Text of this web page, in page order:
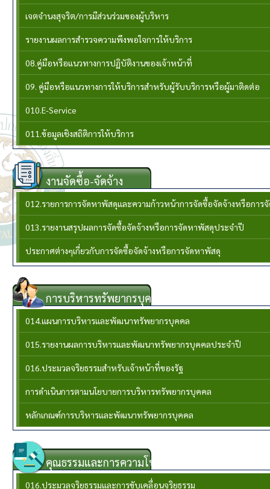
เจตจำนงสุจริต/การมีส่วนร่วมของผู้บริหาร
รายงานผลการสำรวจความพึงพอใจการให้บริการ
08.คู่มือหรือแนวทางการปฏิบัติงานของเจ้าหน้าที่
09. คู่มือหรือแนวทางการให้บริการสำหรับผู้รับบริการหรือผู้มาติดต่อ
010.E-Service
011.ข้อมูลเชิงสถิติการให้บริการ
งานจัดซื้อ-จัดจ้าง
012.รายการการจัดหาพัสดุและความก้าวหน้าการจัดซื้อจัดจ้างหรือกา
013.รายงานสรุปผลการจัดซื้อจัดจ้างหรือการจัดหาพัสดุประจำปี
ประกาศต่างๆเกี่ยวกับการจัดซื้อจัดจ้างหรือการจัดหาพัสดุ
การบริหารทรัพยากรบุคล
014.แผนการบริหารและพัฒนาทรัพยากรบุคคล
015.รายงานผลการบริหารและพัฒนาทรัพยากรบุคคลประจําปี
016.ประมวลจริยธรรมสำหรับเจ้าหน้าที่ของรัฐ
การดำเนินการตามนโยบายการบริหารทรัพยากรบุคคล
หลักเกณฑ์การบริหารและพัฒนาทรัพยากรบุคคล
คุณธรรมและการความโปร่งใส
016.ประมวลจริยธรรมและการขับเคลื่อนจริยธรรม